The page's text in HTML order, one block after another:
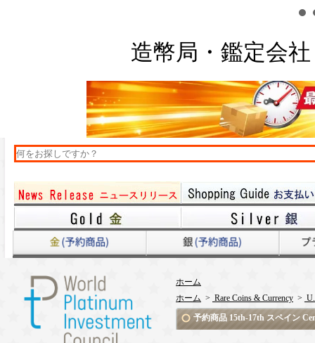
造幣局・鑑定会
ホーム
ホーム > Rare Coins & Currency >
予約商品 15th-17th スペイン